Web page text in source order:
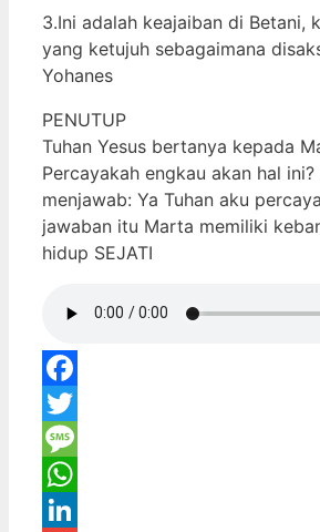
3.Ini adalah keajaiban di Betani,
yang ketujuh sebagaimana
Yohanes
PENUTUP
Tuhan Yesus bertanya kepada
Percayakah engkau akan hal
menjawab: Ya Tuhan aku
jawaban itu Marta memiliki
hidup SEJATI
Facebook
Twitter
Message
WhatsApp